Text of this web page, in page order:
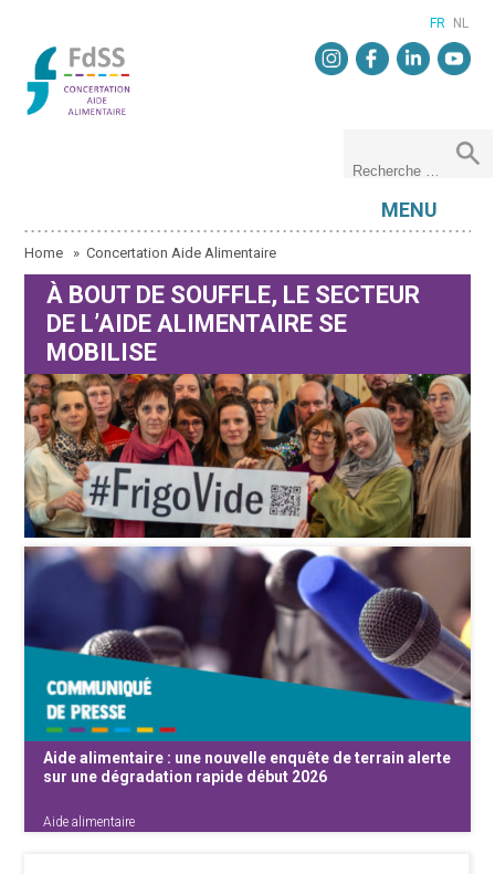
FR NL
MENU
Home »Concertation Aide Alimentaire
À BOUT DE SOUFFLE, LE SECTEUR
DE L’AIDE ALIMENTAIRE SE
MOBILISE
Aide alimentaire : une nouvelle enquête de terrain alerte
sur une dégradation rapide début 2026
Aide alimentaire